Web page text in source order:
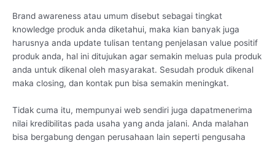
Brand awareness atau umum disebut sebagai tingkat
knowledge produk anda diketahui, maka kian banyak juga
harusnya anda update tulisan tentang penjelasan value positif
produk anda, hal ini ditujukan agar semakin meluas pula produk
anda untuk dikenal oleh masyarakat. Sesudah produk dikenal
maka closing, dan kontak pun bisa semakin meningkat.
Tidak cuma itu, mempunyai web sendiri juga dapatmenerima
nilai kredibilitas pada usaha yang anda jalani. Anda malahan
bisa bergabung dengan perusahaan lain seperti pengusaha